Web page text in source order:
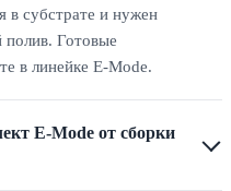
в субстрате и нужен
полив. Готовые
в линейке E-Mode.
E-Mode от сборки